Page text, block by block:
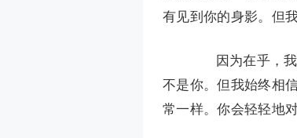
有见到你的身影。但
因为在乎，我
不是你。但我始终相
常一样。你会轻轻地